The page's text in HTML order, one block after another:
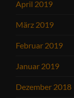
April 2019
März 2019
Februar 2019
Januar 2019
Dezember 2018